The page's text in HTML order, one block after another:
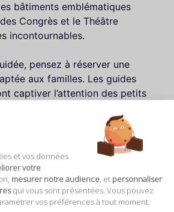
et vos données
votre
mesurer notre audience , et personnaliser
qui vous sont présentées. Vous pouvez
vos préférences à tout moment.
bâtiments emblématiques
Congrès et le Théâtre
incontournables.
pensez à réserver une
aux familles. Les guides
captiver l’attention des petits